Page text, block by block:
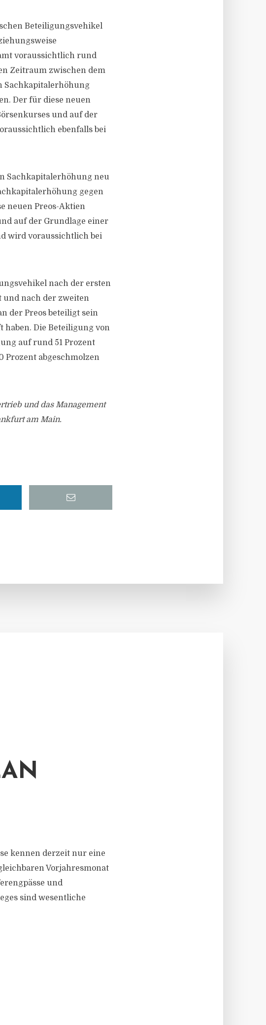
Beteiligungsvehikel
voraussichtlich rund
Zeitraum zwischen dem
Sachkapitalerhöhung
Der für diese neuen
und auf der
ebenfalls bei
Sachkapitalerhöhung neu
gegen
neuen Preos-Aktien
auf der Grundlage einer
wird voraussichtlich bei
nach der ersten
und nach der zweiten
der Preos beteiligt sein
haben. Die Beteiligung von
auf rund 51 Prozent
Prozent abgeschmolzen
und das Management
am Main.
kennen derzeit nur eine
Vorjahresmonat
und
sind wesentliche